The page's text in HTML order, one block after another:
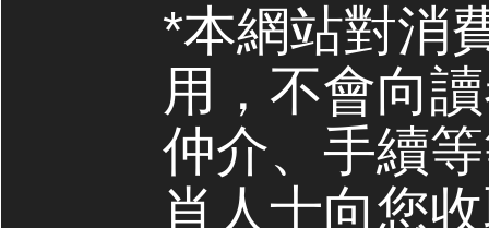
*本網站對消
用，不會向
仲介、手續
肖人士向您